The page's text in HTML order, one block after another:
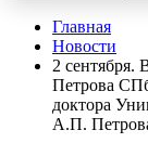
Главная
Новости
2 сентября.
Петрова
доктора
А.П.